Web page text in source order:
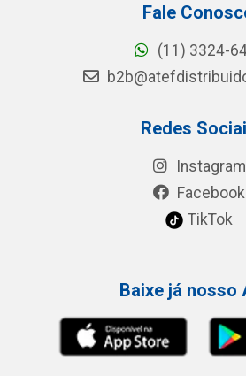
Fale
(11) 3324-
Redes
Instagram
Facebook
TikTok
Baixe já nosso